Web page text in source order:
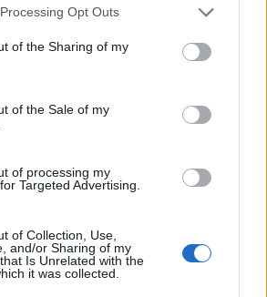
Opt Outs
of the Sharing of my
of the Sale of my
of processing my
Targeted Advertising.
of Collection, Use,
and/or Sharing of my
Is Unrelated with the
it was collected.
τη μούχλα στο
14:50